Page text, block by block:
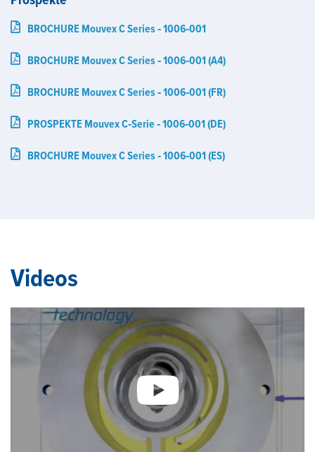
BROCHURE Mouvex C Series ‑ 1006‑001
BROCHURE Mouvex C Series ‑ 1006‑001 (A4)
BROCHURE Mouvex C Series ‑ 1006‑001 (FR)
PROSPEKTE Mouvex C‑Serie ‑ 1006‑001 (DE)
BROCHURE Mouvex C Series ‑ 1006‑001 (ES)
Videos